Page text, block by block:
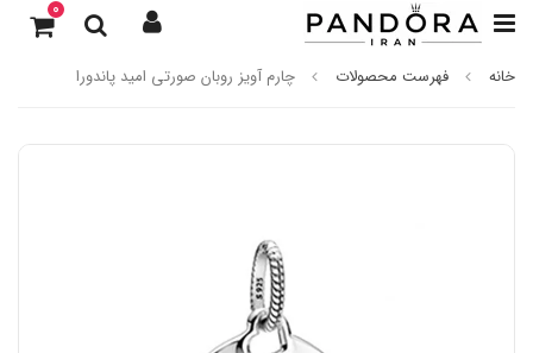
0
خانه فهرست محصولات چارم آویز روبان صورتی امید پاندورا